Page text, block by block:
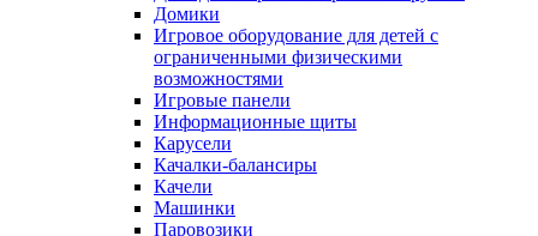
Домики
Игровое оборудование для детей с
ограниченными физическими
возможностями
Игровые панели
Информационные щиты
Карусели
Качалки-балансиры
Качели
Машинки
Паровозики